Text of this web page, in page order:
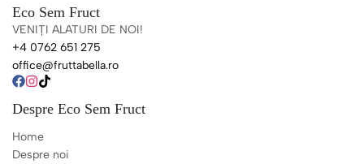
Eco Sem Fruct
VENIȚI ALATURI DE NOI!
+4 0762 651 275
office@fruttabella.ro
Despre Eco Sem Fruct
Home
Despre noi